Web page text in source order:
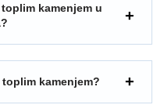
kamenjem u
kamenjem?